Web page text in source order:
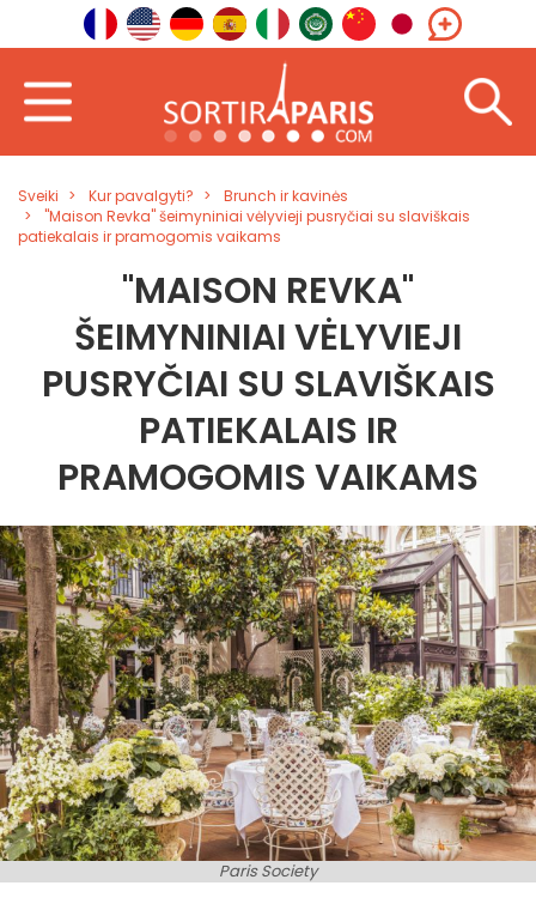
Sveiki Kur pavalgyti?
Brunch ir kavinės
"Maison Revka" šeimyniniai vėlyvieji pusryčiai su slaviškais
patiekalais ir pramogomis vaikams
"MAISON REVKA"
ŠEIMYNINIAI VĖLYVIEJI
PUSRYČIAI SU SLAVIŠKAIS
PATIEKALAIS IR
PRAMOGOMIS VAIKAMS
Paris Society